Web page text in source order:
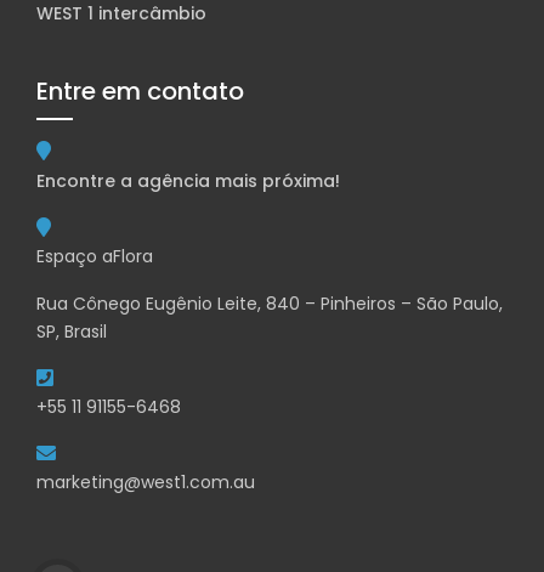
WEST 1 intercâmbio
Entre em contato
Encontre a agência mais próxima!
Espaço aFlora
Rua Cônego Eugênio Leite, 840 – Pinheiros – São Paulo,
SP, Brasil
+55 11 91155-6468
marketing@west1.com.au